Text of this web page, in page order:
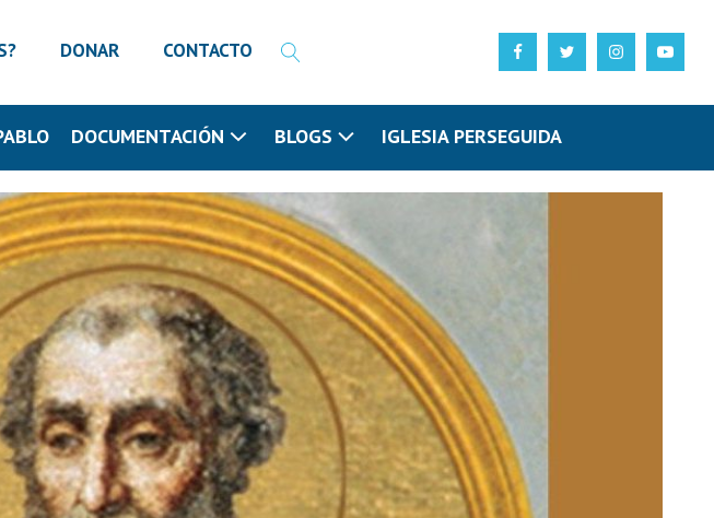
DONAR CONTACTO
DOCUMENTACIÓN BLOGS IGLESIA PERSEGUIDA